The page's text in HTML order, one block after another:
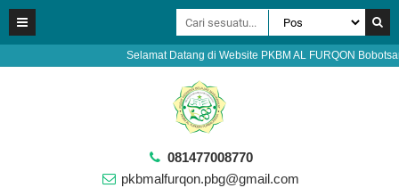
Selamat Datang di Website PKBM AL FURQON
081477008770
pkbmalfurqon.pbg@gmail.com